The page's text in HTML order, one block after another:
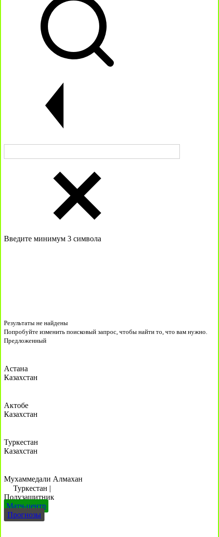
Введите минимум 3 символа
Результаты не найдены
Попробуйте изменить поисковый запрос, чтобы найти то, что вам нужно.
Предложенный
Астана
Казахстан
Актобе
Казахстан
Туркестан
Казахстан
Мухаммедали Алмахан
Туркестан |
Полузащитник
Матч-центр
Прогнозы